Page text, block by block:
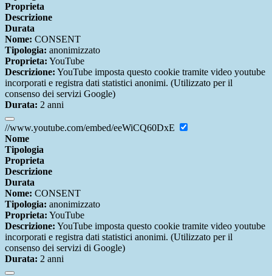
Proprieta
Descrizione
Durata
Nome: CONSENT
Tipologia: anonimizzato
Proprieta: YouTube
Descrizione: YouTube imposta questo cookie tramite video youtube
incorporati e registra dati statistici anonimi. (Utilizzato per il
consenso dei servizi Google)
Durata: 2 anni
//www.youtube.com/embed/eeWiCQ60DxE
Nome
Tipologia
Proprieta
Descrizione
Durata
Nome: CONSENT
Tipologia: anonimizzato
Proprieta: YouTube
Descrizione: YouTube imposta questo cookie tramite video youtube
incorporati e registra dati statistici anonimi. (Utilizzato per il
consenso dei servizi di Google)
Durata: 2 anni